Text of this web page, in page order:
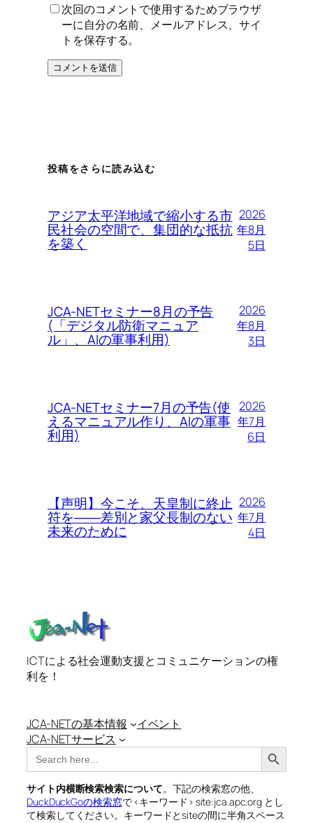
次回のコメントで使用するためブラウザ
ーに自分の名前、メールアドレス、サイ
トを保存する。
投稿をさらに読み込む
アジア太平洋地域で縮小する市
民社会の空間で、集団的な抵抗
を築く
2026
年8月
5日
JCA-NETセミナー8月の予告
(「デジタル防衛マニュア
ル」、AIの軍事利用)
2026
年8月
3日
JCA-NETセミナー7月の予告(使
えるマニュアル作り、AIの軍事
利用)
2026
年7月
6日
【声明】今こそ、天皇制に終止
符を――差別と家父長制のない
未来のために
2026
年7月
4日
ICTによる社会運動支援とコミュニケーションの権
利を！
JCA-NETの基本情報
JCA-NETサービス
イベント
Search
for:
Search Button
サイト内横断検索検索について。下記の検索窓の他、
DuckDuckGoの検索窓で <キーワード> site:jca.apc.org とし
て検索してください。キーワードとsiteの間に半角スペース